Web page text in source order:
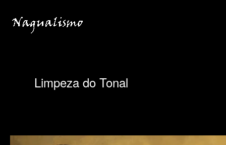
para
Limpeza do Tonal